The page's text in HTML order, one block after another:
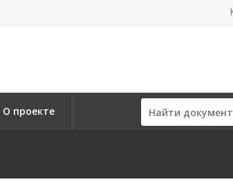
О проекте